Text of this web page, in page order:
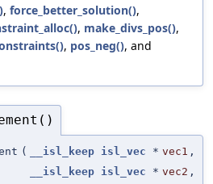
, force_better_solution(),
, make_divs_pos(),
, pos_neg(), and
( __isl_keep isl_vec * vec1 ,
__isl_keep isl_vec * vec2 ,